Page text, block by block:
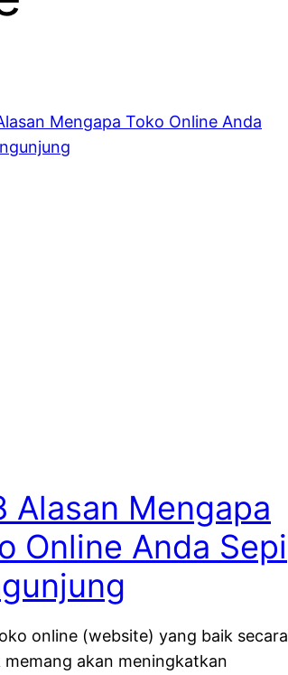
Alasan Mengapa
Online Anda Sepi
online (website) yang baik secara
memang akan meningkatkan